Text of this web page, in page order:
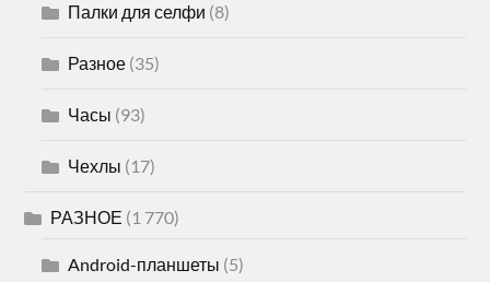
Палки для селфи (8)
Разное (35)
Часы (93)
Чехлы (17)
РАЗНОЕ (1 770)
Android-планшеты (5)